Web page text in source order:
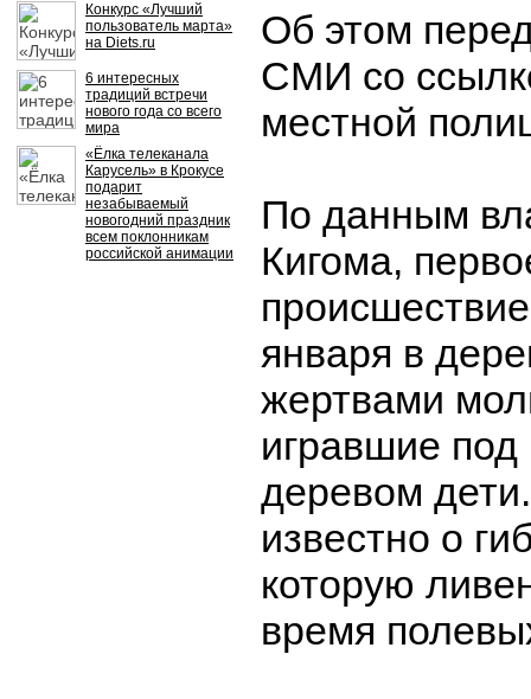
Конкурс «Лучший
пользователь марта»
на Diets.ru
6 интересных
традиций встречи
нового года со всего
мира
«Ёлка телеканала
Карусель» в Крокусе
подарит
незабываемый
новогодний праздник
всем поклонникам
российской анимации
Об этом
СМИ со
местной
По данным
Кигома,
января в
жертвами
игравшие
деревом
известно о
которую
время